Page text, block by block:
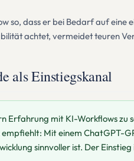
so, dass er bei Bedarf auf
achtet, vermeidet teuren
als Einstiegskanal
Erfahrung mit KI-Workflows
Mit einem ChatGPT-
sinnvoller ist. Der